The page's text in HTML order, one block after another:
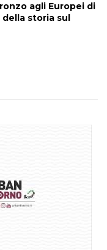
agli Europei di
storia sul